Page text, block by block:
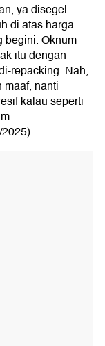
ya disegel
di atas harga
begini. Oknum
itu dengan
repacking. Nah,
nanti
kalau seperti